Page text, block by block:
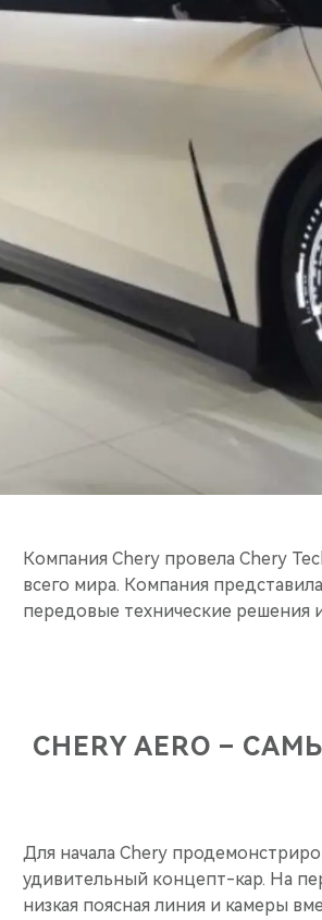
Компания Chery провела Chery
всего мира. Компания
передовые технические решения и
CHERY AERO –
Для начала Chery
удивительный концепт-кар. На
низкая поясная линия и камеры